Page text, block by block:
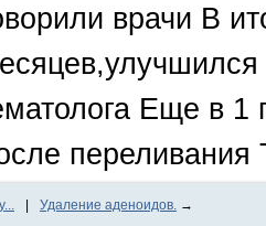
врачи В
Еще в 1
переливания
Удаление аденоидов. →